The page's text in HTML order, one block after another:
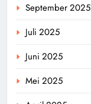
September 2025
Juli 2025
Juni 2025
Mei 2025